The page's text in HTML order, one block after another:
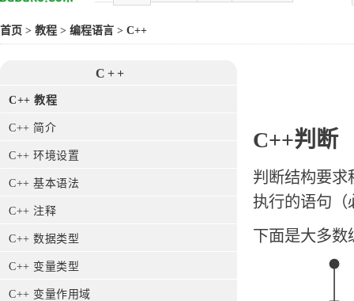
首页 > 教程 > 编程语言 > C++
C++
C++ 教程
C++ 简介
C++ 环境设置
C++ 基本语法
C++ 注释
C++ 数据类型
C++ 变量类型
C++ 变量作用域
C++判断
判断结构要求
执行的语句（
下面是大多数